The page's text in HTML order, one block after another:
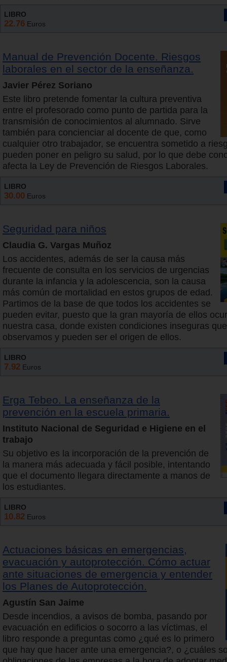
LIBRO
22.76 Euros
Manual de Prevención Docente. Riesgos
laborales en el sector de la enseñanza.
Javier Pérez Soriano
Este libro pretende fomentar la cultura preventiva
entre el profesorado como punto de partida para la
transmisión de conocimientos al alumnado. Sirve
también para concienciar al docente de que, como
cualquier otro trabajador, se encuentra sometido a
pueden poner en peligro su salud, por lo que debe
afecta la Ley de Prevención de Riesgos Laborales.
LIBRO
30.00 Euros
Seguridad para niños
Claudia G. Vargas Muñoz
Los accidentes, además de ser la causa más
frecuente de consulta en los servicios de urgencias
durante la infancia y la adolescencia, son la causa
más común de mortalidad en estos grupos de edad.
Partimos de la base de que todos los accidentes se
pueden evitar, puesto que la gran mayoría de ellos
nuestra casa, donde existen condiciones inseguras
observamos y pueden ser el origen de ellos.
LIBRO
7.92 Euros
Erga Tebeo. La enseñanza de la
prevención en la escuela primaria.
Instituto Nacional de Seguridad e Higiene en el
trabajo
Su objetivo es la incorporación de la prevención de
la manera más adecuada y fácil posible, intentando
que el documento llegara directamente a manos de
los estudiantes.
LIBRO
10.82 Euros
Actuaciones básicas en emergencias,
evacuación y autoprotección. Cómo actuar
ante situaciones de emergencia y entender
los Planes de Autoprotección.
Agustín San Jaime
Desde incendios, a avisos de bomba, pasando por
evacuación en edificios o socorro a las víctimas, el
libro responde a preguntas como ¿qué es lo primero
que hay que hacer ante una emergencia?, o ¿cuáles